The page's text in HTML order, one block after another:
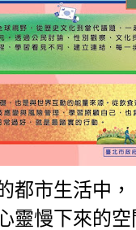
都市生活中，
靈慢下來的空